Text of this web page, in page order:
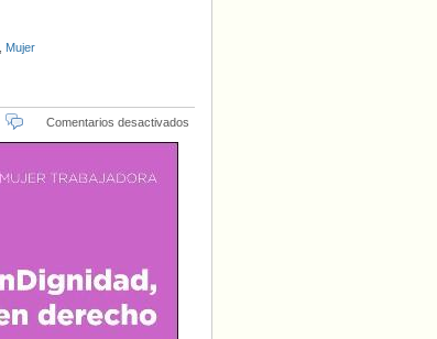
Mujer
Comentarios desactivados